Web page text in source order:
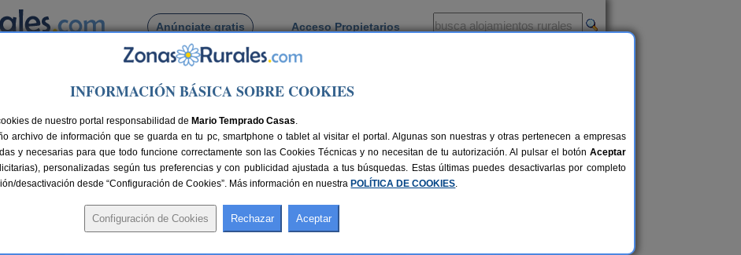
Anúnciate gratis Acceso Propietarios
Busca por pueblo
Navahermosa> Casa Rural Dos Hermanas
45 km de Toledo Compartir:
INFORMACIÓN BÁSICA SOBRE COOKIES
de nuestro portal responsabilidad de Mario Temprado Casas.
archivo de información que se guarda en tu pc, smartphone o tablet al visitar el portal. Algunas son nuestras y otras pertenecen a empresas
y necesarias para que todo funcione correctamente son las Cookies Técnicas y no necesitan de tu autorización. Al pulsar el botón Aceptar
personalizadas según tus preferencias y con publicidad ajustada a tus búsquedas. Estas últimas puedes desactivarlas por completo
desactivación desde “Configuración de Cookies”. Más información en nuestra POLÍTICA DE COOKIES.